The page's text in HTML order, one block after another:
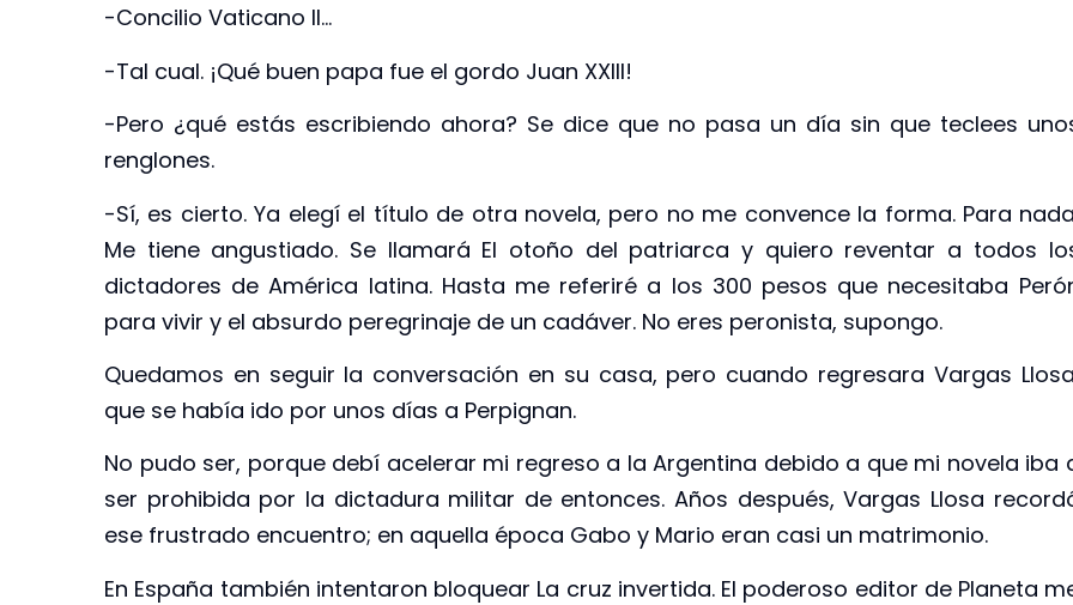
-Concilio Vaticano II…
-Tal cual. ¡Qué buen papa fue el gordo Juan XXIII!
-Pero ¿qué estás escribiendo ahora? Se dice que no pasa un día sin que teclees
renglones.
-Sí, es cierto. Ya elegí el título de otra novela, pero no me convence la forma. Para
Me tiene angustiado. Se llamará El otoño del patriarca y quiero reventar a todos
dictadores de América latina. Hasta me referiré a los 300 pesos que necesitaba
para vivir y el absurdo peregrinaje de un cadáver. No eres peronista, supongo.
Quedamos en seguir la conversación en su casa, pero cuando regresara Vargas
que se había ido por unos días a Perpignan.
No pudo ser, porque debí acelerar mi regreso a la Argentina debido a que mi novela iba
ser prohibida por la dictadura militar de entonces. Años después, Vargas Llosa
ese frustrado encuentro; en aquella época Gabo y Mario eran casi un matrimonio.
En España también intentaron bloquear La cruz invertida. El poderoso editor de Planeta